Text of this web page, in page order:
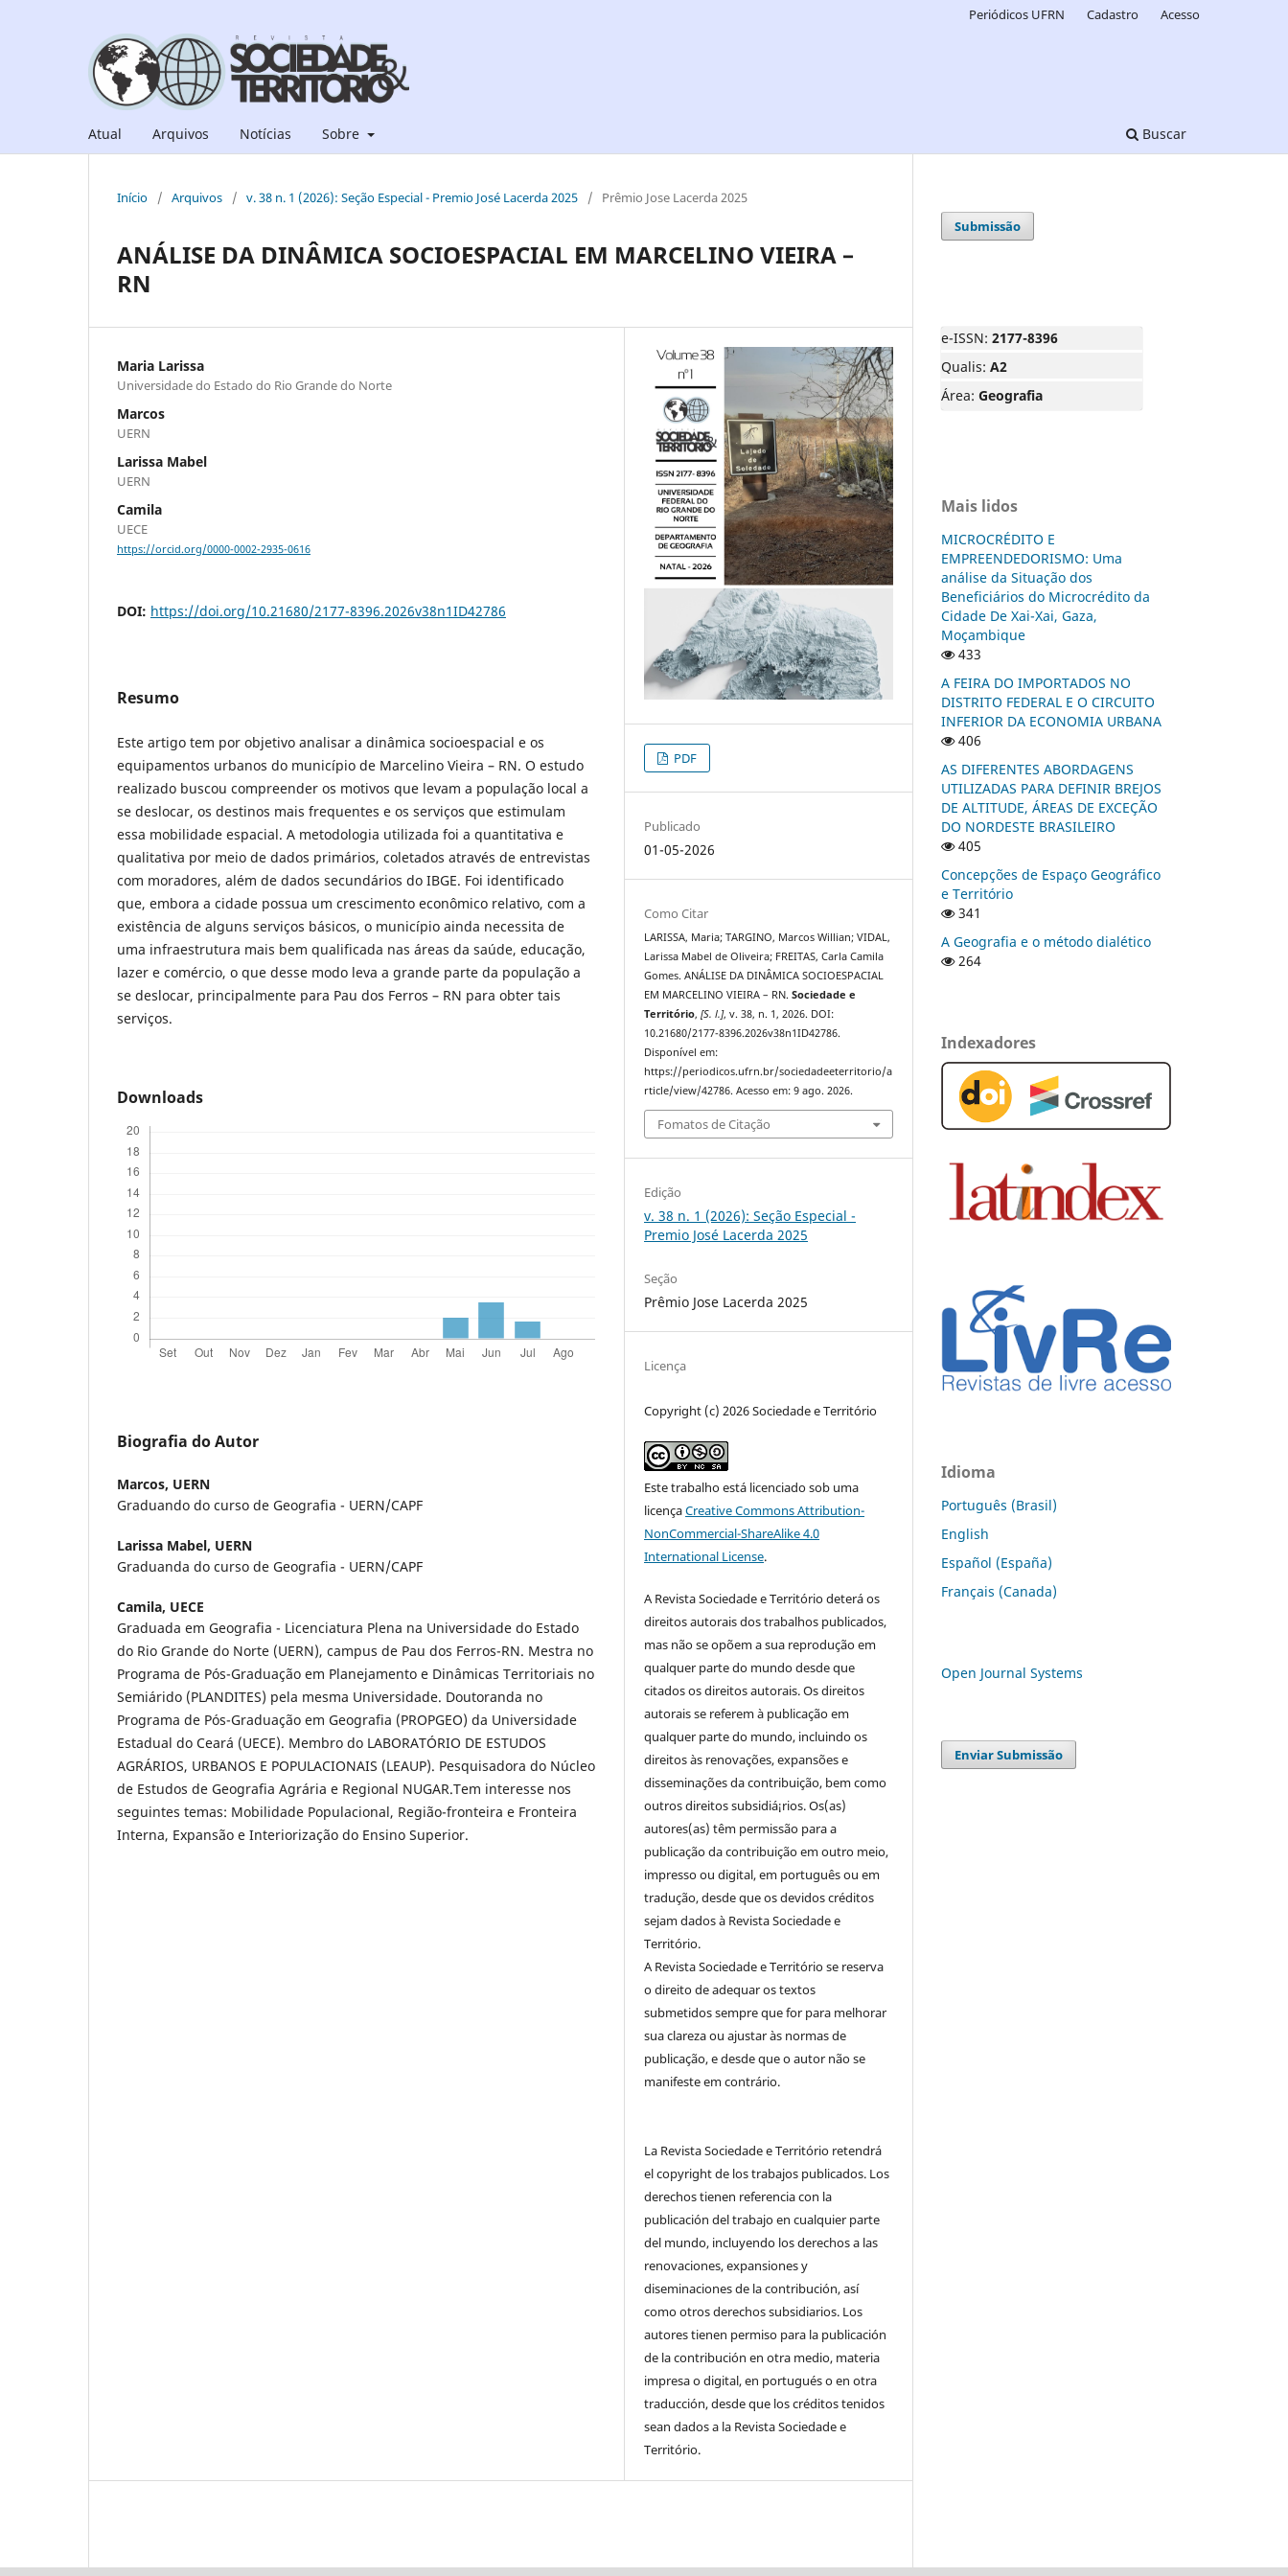
Atual Arquivos Notícias Sobre Buscar
Periódicos UFRN Cadastro Acesso
Início / Arquivos / v. 38 n. 1 (2026): Seção Especial - Premio José Lacerda 2025 / Prêmio Jose Lacerda 2025
ANÁLISE DA DINÂMICA SOCIOESPACIAL EM MARCELINO VIEIRA –
RN
Maria Larissa
Universidade do Estado do Rio Grande do Norte
Marcos
UERN
Larissa Mabel
UERN
Camila
UECE
https://orcid.org/0000-0002-2935-0616
DOI: https://doi.org/10.21680/2177-8396.2026v38n1ID42786
Resumo
Este artigo tem por objetivo analisar a dinâmica socioespacial e os
equipamentos urbanos do município de Marcelino Vieira – RN. O estudo
realizado buscou compreender os motivos que levam a população local a
se deslocar, os destinos mais frequentes e os serviços que estimulam
essa mobilidade espacial. A metodologia utilizada foi a quantitativa e
qualitativa por meio de dados primários, coletados através de entrevistas
com moradores, além de dados secundários do IBGE. Foi identificado
que, embora a cidade possua um crescimento econômico relativo, com a
existência de alguns serviços básicos, o município ainda necessita de
uma infraestrutura mais bem qualificada nas áreas da saúde, educação,
lazer e comércio, o que desse modo leva a grande parte da população a
se deslocar, principalmente para Pau dos Ferros – RN para obter tais
serviços.
Downloads
Biografia do Autor
Marcos, UERN
Graduando do curso de Geografia - UERN/CAPF
Larissa Mabel, UERN
Graduanda do curso de Geografia - UERN/CAPF
Camila, UECE
Graduada em Geografia - Licenciatura Plena na Universidade do Estado
do Rio Grande do Norte (UERN), campus de Pau dos Ferros-RN. Mestra no
Programa de Pós-Graduação em Planejamento e Dinâmicas Territoriais no
Semiárido (PLANDITES) pela mesma Universidade. Doutoranda no
Programa de Pós-Graduação em Geografia (PROPGEO) da Universidade
Estadual do Ceará (UECE). Membro do LABORATÓRIO DE ESTUDOS
AGRÁRIOS, URBANOS E POPULACIONAIS (LEAUP). Pesquisadora do Núcleo
de Estudos de Geografia Agrária e Regional NUGAR.Tem interesse nos
seguintes temas: Mobilidade Populacional, Região-fronteira e Fronteira
Interna, Expansão e Interiorização do Ensino Superior.
PDF
Publicado
01-05-2026
Como Citar
LARISSA, Maria; TARGINO, Marcos Willian; VIDAL,
Larissa Mabel de Oliveira; FREITAS, Carla Camila
Gomes. ANÁLISE DA DINÂMICA SOCIOESPACIAL
EM MARCELINO VIEIRA – RN.Sociedade e
Território,[S. l.], v. 38, n. 1, 2026. DOI:
10.21680/2177-8396.2026v38n1ID42786.
Disponível em:
https://periodicos.ufrn.br/sociedadeeterritorio/a
rticle/view/42786. Acesso em: 9 ago. 2026.
Fomatos de Citação
Edição
v. 38 n. 1 (2026): Seção Especial -
Premio José Lacerda 2025
Seção
Prêmio Jose Lacerda 2025
Licença
Copyright (c) 2026 Sociedade e Território
Este trabalho está licenciado sob uma
licençaCreative Commons Attribution-
NonCommercial-ShareAlike 4.0
International License.
A Revista Sociedade e Território deterá os
direitos autorais dos trabalhos publicados,
mas não se opõem a sua reprodução em
qualquer parte do mundo desde que
citados os direitos autorais. Os direitos
autorais se referem à publicação em
qualquer parte do mundo, incluindo os
direitos às renovações, expansões e
disseminações da contribuição, bem como
outros direitos subsidiá¡rios. Os(as)
autores(as) têm permissão para a
publicação da contribuição em outro meio,
impresso ou digital, em português ou em
tradução, desde que os devidos créditos
sejam dados à Revista Sociedade e
Território.
A Revista Sociedade e Território se reserva
o direito de adequar os textos
submetidos sempre que for para melhorar
sua clareza ou ajustar às normas de
publicação, e desde que o autor não se
manifeste em contrário.
La Revista Sociedade e Território retendrá
el copyright de los trabajos publicados. Los
derechos tienen referencia con la
publicación del trabajo en cualquier parte
del mundo, incluyendo los derechos a las
renovaciones, expansiones y
diseminaciones de la contribución, así
como otros derechos subsidiarios. Los
autores tienen permiso para la publicación
de la contribución en otra medio, materia
impresa o digital, en portugués o en otra
traducción, desde que los créditos tenidos
sean dados a la Revista Sociedade e
Território.
Submissão
e-ISSN: 2177-8396
Qualis: A2
Área: Geografia
Mais lidos
MICROCRÉDITO E
EMPREENDEDORISMO: Uma
análise da Situação dos
Beneficiários do Microcrédito da
Cidade De Xai-Xai, Gaza,
Moçambique
433
A FEIRA DO IMPORTADOS NO
DISTRITO FEDERAL E O CIRCUITO
INFERIOR DA ECONOMIA URBANA
406
AS DIFERENTES ABORDAGENS
UTILIZADAS PARA DEFINIR BREJOS
DE ALTITUDE, ÁREAS DE EXCEÇÃO
DO NORDESTE BRASILEIRO
405
Concepções de Espaço Geográfico
e Território
341
A Geografia e o método dialético
264
Indexadores
Idioma
Português (Brasil)
English
Español (España)
Français (Canada)
Open Journal Systems
Enviar Submissão